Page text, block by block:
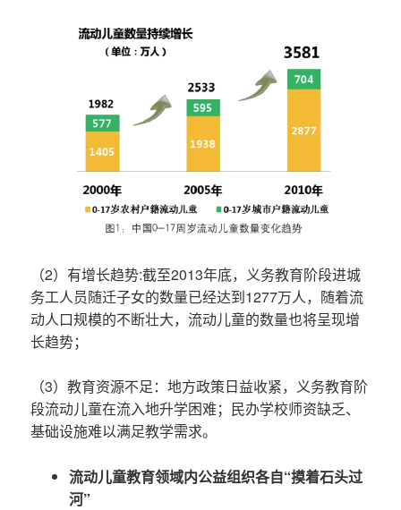
（2）有增长趋势:截至2013年底，义务教育阶段进城
务工人员随迁子女的数量已经达到1277万人，随着流
动人口规模的不断壮大，流动儿童的数量也将呈现增
长趋势；
（3）教育资源不足：地方政策日益收紧，义务教育阶
段流动儿童在流入地升学困难；民办学校师资缺乏、
基础设施难以满足教学需求。
流动儿童教育领域内公益组织各自“摸着石头过
河”